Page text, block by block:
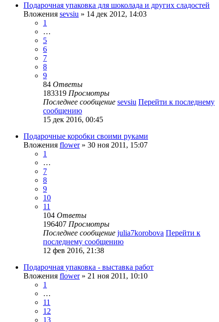
Подарочная упаковка для шоколада и других сладостей
Вложения sevsiu » 14 дек 2012, 14:03
1
…
5
6
7
8
9
84 Ответы
183319 Просмотры
Последнее сообщение sevsiu Перейти к последнему
сообщению
15 дек 2016, 00:45
Подарочные коробки своими руками
Вложения flower» 30 ноя 2011, 15:07
1
…
7
8
9
10
11
104 Ответы
196407 Просмотры
Последнее сообщение julia7korobova Перейти к
последнему сообщению
12 фев 2016, 21:38
Подарочная упаковка - выставка работ
Вложения flower» 21 ноя 2011, 10:10
1
…
11
12
13